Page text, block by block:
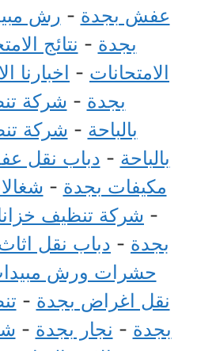
عفش بجدة- رش
بجدة- نتائج
الامتحانات- اخبارنا الان
بجدة- شركة
بالباحة- شركة
بالباحة- دباب نقل
مكيفات بجدة-
شركة تنظيف
بجدة- دباب نقل اثاث
حشرات ورش
نقل اغراض بجدة-
بجدة- نجار بجدة-